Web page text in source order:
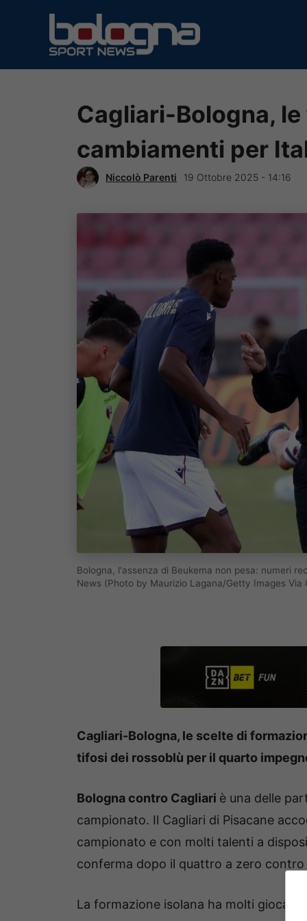
contenuto
Cagliari-Bologna,
cambiamenti per
Niccolò Parenti 19 Ottobre 2025 - 14:16
Bologna, l'assenza di Beukema non pesa: numeri
News (Photo by Maurizio Lagana/Getty Images Via
Cagliari-Bologna, le scelte di
tifosi dei rossoblù per il quarto
Bologna contro Cagliari è una delle
campionato. Il Cagliari di Pisacane
campionato e con molti talenti a
conferma dopo il quattro a zero contro
La formazione isolana ha molti